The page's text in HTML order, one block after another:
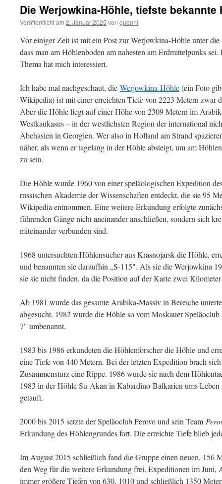
Die Werjowkina-Höhle, tiefste bekannte
Veröffentlicht am 2. Januar 2025 von guenni
Vor einiger Zeit ist mit ein Post zur Werjowkina-Höhle unter die
dass man am Höhlenboden am nahesten am Erdmittelpunks
Thema hat mich interessiert.
Ich habe mal nachgeschaut, die Werjowkina-Höhle(ein Foto
Wikipedia) ist mit einer erreichten Tiefe von 2223 Metern zwar
Aber die Höhle liegt auf einer Höhe von 2309 Metern im
Westkaukasus – in der westlichsten Region der international
Abchasien in Georgien. Wer also in Holland am Strand
näher, als wenn er tagelang in der Höhle absteigt, um am
zu sein.
Die Höhle wurde 1960 von einer speläologischen Expedition
russischen Akademie der Wissenschaften entdeckt, die sie 95
Wikipedia entnommen. Eine weitere Erkundung erfolgte
führenden Gänge nicht aneinander anschließen, sondern sich
miteinander verbunden sind.
1968 untersuchten Höhlensucher aus Krasnojarsk die Höhle,
und benannten sie daraufhin „S-115". Als sie die Werjowkina
sie sie nicht finden, da die Position auf der Karte zwei
Ab 1981 wurde das gesamte Arabika-Massiv in Bereiche
abgesucht. 1982 wurde die Höhle so vom Moskauer
7" umbenannt.
1983 bis 1986 erkundeten die Höhlenforscher die Höhle und
eine Tiefe von 440 Metern. Bei der letzten Expedition brach
Zusammensturz eine Rippe. 1986 wurde sie nach dem
1983 in der Höhle Su-Akan in Kabardino-Balkarien ums
getauft.
2000 bis 2015 setzte der Speläoclub Perovo und sein Team
Erkundung des Höhlengrundes fort. Die erreichte Tiefe blieb
Im August 2015 schließlich fand die Gruppe einen neuen, 156
den Weg für die weitere Erkundung frei. Expeditionen im Juni,
immer größere Tiefen von 630, 1010 und schließlich 1350